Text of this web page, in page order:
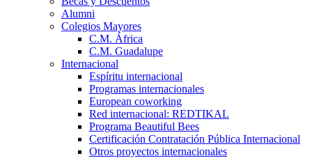
Alumni
Colegios Mayores
C.M. África
C.M. Guadalupe
Internacional
Espíritu internacional
Programas internacionales
European coworking
Red internacional: REDTIKAL
Programa Beautiful Bees
Certificación Contratación Pública Internacional
Otros proyectos internacionales